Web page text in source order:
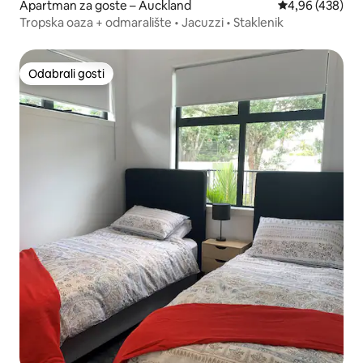
Apartman za goste – Auckland Prosječna
4,96 (438)
Tropska oaza + odmaralište • Jacuzzi • Staklenik
Odabrali gosti
Odabrali gosti